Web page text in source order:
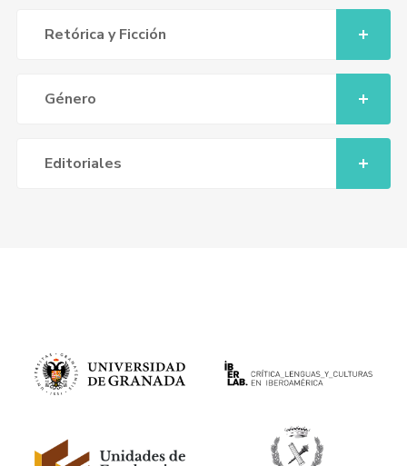
Retórica y Ficción
Género
Editoriales